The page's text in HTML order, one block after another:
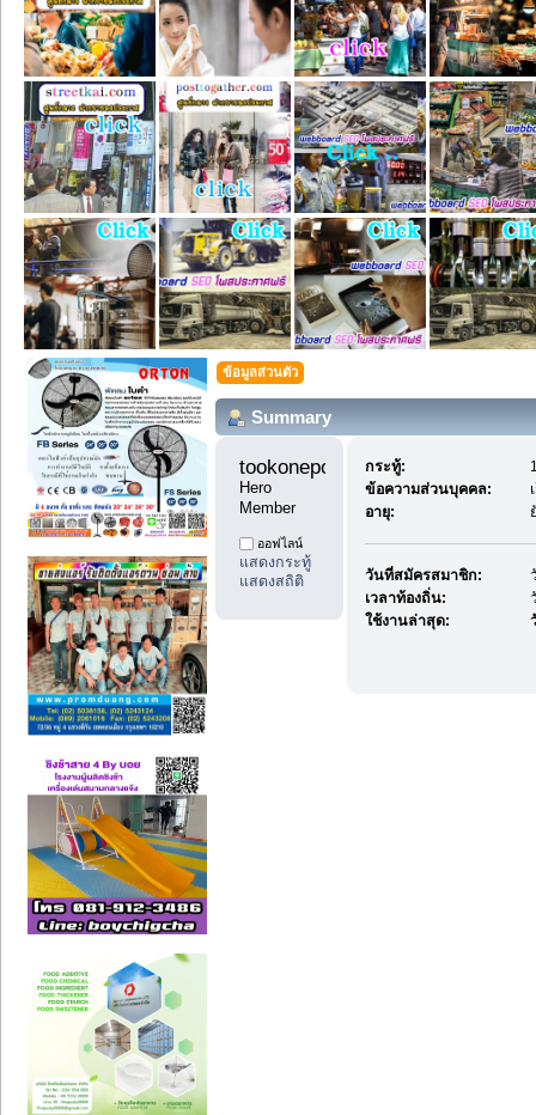
ข้อมูลส่วนตัว
Summary
tookonepost999
Hero
Member
ออฟไลน์
แสดงกระทู้
แสดงสถิติ
กระทู้:
ข้อความส่วนบุคคล:
อายุ:
วันที่สมัครสมาชิก:
เวลาท้องถิ่น:
ใช้งานล่าสุด: